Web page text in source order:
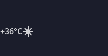
+36°C☀️